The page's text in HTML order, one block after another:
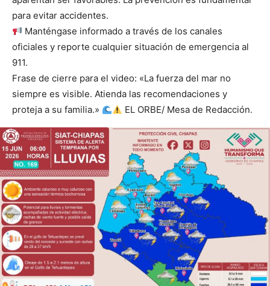
para evitar accidentes.
Manténgase informado a través de los canales
oficiales y reporte cualquier situación de emergencia al
911.
Frase de cierre para el video: «La fuerza del mar no
siempre es visible. Atienda las recomendaciones y
proteja a su familia.»
EL ORBE/ Mesa de Redacción.